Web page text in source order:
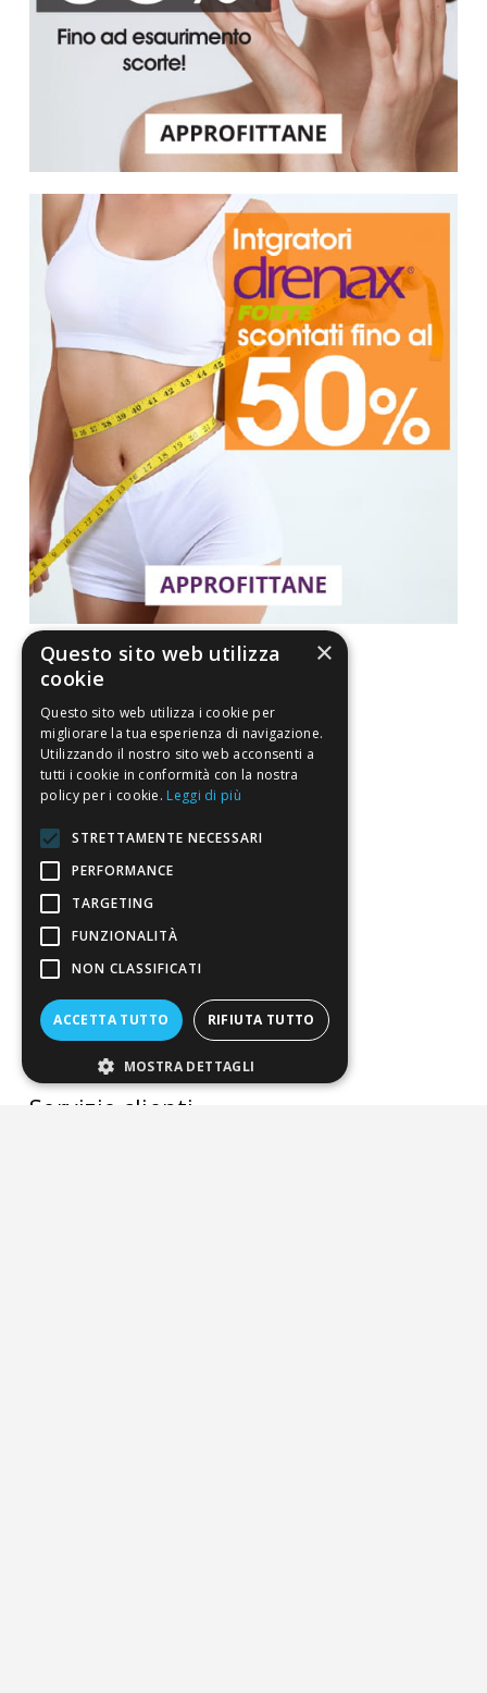
La nostra convenienza
Il risparmio che fa ambiente
Il nostro manifesto
Il blog
Perché fidarti
Vendi con noi
Chi siamo
Chi Siamo
Sostegno e riconoscimenti
Servizio clienti
×
Questo sito web utilizza
cookie
Questo sito web utilizza i cookie per
migliorare la tua esperienza di navigazione.
Utilizzando il nostro sito web acconsenti a
tutti i cookie in conformità con la nostra
policy per i cookie. Leggi di più
STRETTAMENTE NECESSARI
PERFORMANCE
TARGETING
FUNZIONALITÀ
NON CLASSIFICATI
ACCETTA TUTTO RIFIUTA TUTTO
MOSTRA DETTAGLI